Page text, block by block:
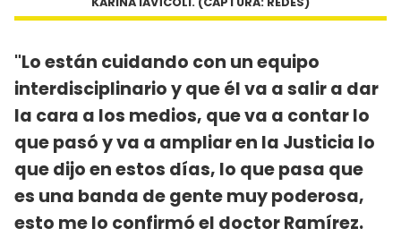
"Lo están cuidando con un equipo
interdisciplinario y que él va a salir a dar
la cara a los medios, que va a contar lo
que pasó y va a ampliar en la Justicia lo
que dijo en estos días, lo que pasa que
es una banda de gente muy poderosa,
esto me lo confirmó el doctor Ramírez.